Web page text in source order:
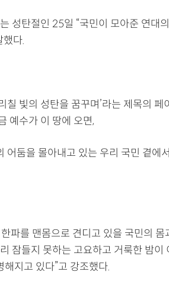
성탄절인 25일 “국민이 모아준 연대
했다.
칠 빛의 성탄을 꿈꾸며’라는 제목의 페
예수가 이 땅에 오면,
어둠을 몰아내고 있는 우리 국민 곁에
파를 맨몸으로 견디고 있을 국민의
잠들지 못하는 고요하고 거룩한 밤
지고 있다”고 강조했다.